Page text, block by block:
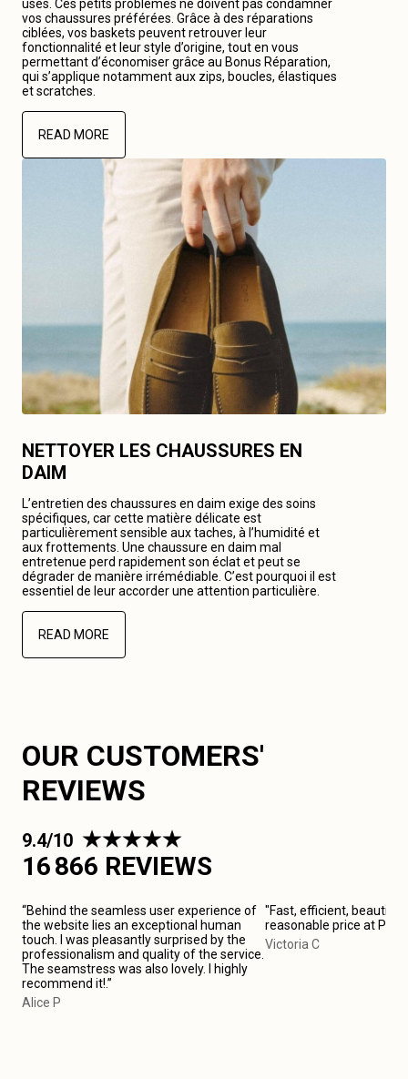
usés. Ces petits problèmes ne doivent pas condamner
vos chaussures préférées. Grâce à des réparations
ciblées, vos baskets peuvent retrouver leur
fonctionnalité et leur style d’origine, tout en vous
permettant d’économiser grâce au Bonus Réparation,
qui s’applique notamment aux zips, boucles, élastiques
et scratches.
READ MORE
NETTOYER LES CHAUSSURES EN
DAIM
L’entretien des chaussures en daim exige des soins
spécifiques, car cette matière délicate est
particulièrement sensible aux taches, à l’humidité et
aux frottements. Une chaussure en daim mal
entretenue perd rapidement son éclat et peut se
dégrader de manière irrémédiable. C’est pourquoi il est
essentiel de leur accorder une attention particulière.
READ MORE
OUR CUSTOMERS'
REVIEWS
9.4/10
16 866 REVIEWS
“Behind the seamless user experience of
the website lies an exceptional human
touch. I was pleasantly surprised by the
professionalism and quality of the service.
The seamstress was also lovely. I highly
recommend it!.”
Alice P
"Fast, efficient, beautiful
reasonable price at
Victoria C